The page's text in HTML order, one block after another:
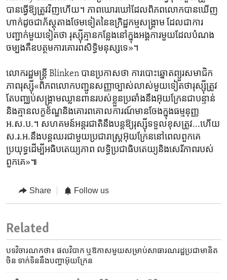
បានធ្វើឱ្យ​ត្រូវវិញ​ហើយ។ ភាព​ឃោរឃៅដែល​ពិភពលោកបានឃើញ
ហាក់​ដូច​ជា​ភ័ស្តុតាង​ថែម​ទៀត​នៃ​ឧក្រិដ្ឋកម្ម​សង្គ្រាម​ ដែល​ជា​ការ​
បញ្ជាក់​មួយ​ទៀតថា ​រុស្ស៊ីគ្មានកន្លែង​នៅក្នុងអង្គការមួយ​ដែលបំណង
ចម្បង​គឺឧបត្ថម​ការ​គោរព​សិទ្ធិ​មនុស្សទេ»។
លោករដ្ឋមន្ត្រី​ Blinken បានប្រកាស​ថា​ ការបោះឆ្នោត​ព្យួរ​សមាជិក
ភាពរុស្ស៊ី​«ពិភពលោកបញ្ជូន​សញ្ញាច្បាស់លាស់​មួយទៀត​ថារុស្ស៊ី​ត្រូវ​
តែ​បញ្ឈប់​សង្គ្រាម​ឈ្លាន​ពាន​របស់​ខ្លួនប្រឆាំង​នឹង​អ៊ុយក្រែន​ជា​បន្ទាន់​
និង​គ្មានលក្ខខ័ណ្ឌនិង​គោរព​គោលការណ៍​មានចែង​ក្នុង​ធម្មនុញ្ញ​
អ.ស.ប.។ សហគមន៍​អន្តរជាតិនឹង​បន្តឱ្យ​រុស្ស៊ី​ទទួល​ខុស​ត្រូវ...ហើយ​
ស.រ.អ.នឹង​បន្ត​ឈរជាមួយ​ប្រជារាស្ត្រ​អ៊ុយក្រែន​នៅពេល​ពួក​គេ
ប្រយុទ្ធដើម្បីអធិបតេយ្យភាព​ លទ្ធិ​ប្រជាធិបតេយ្យ​និង​សេរីភាព​របស់​
ពួក​គេ»៕
Share Follow us
Related
បទវិចារណកថា៖ ផលវិបាក ឬ​ឱកាស​មួយ​សម្រាប់​សាធារណរដ្ឋ​ប្រជាមានិត​
ចិន ទាក់ទិន​នឹង​បញ្ហា​អ៊ុយក្រែន